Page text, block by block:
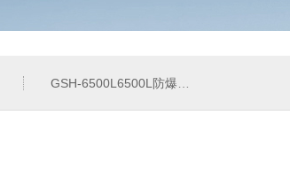
GSH-6500L6500L防爆加氢工业反应釜